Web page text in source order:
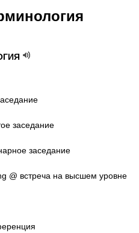
заседание
заседание
@ встреча на высшем уровне